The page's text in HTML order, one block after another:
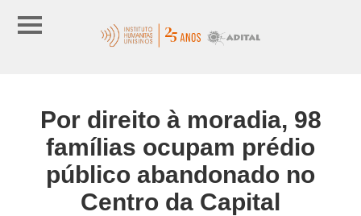
Por direito à moradia, 98
famílias ocupam prédio
público abandonado no
Centro da Capital